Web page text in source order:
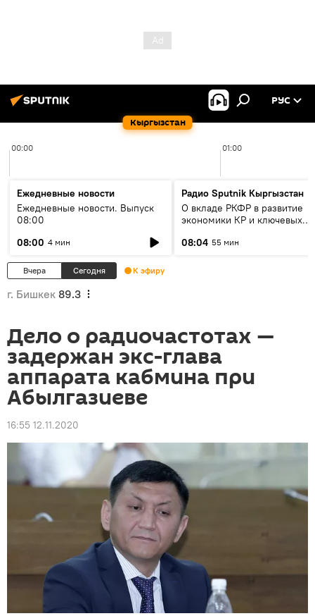
Кыргызстан
РУС
00:00 01:00
Ежедневные новости
Ежедневные новости. Выпуск
08:00
08:00 4 мин
Радио Sputnik Кыргызстан
О вкладе РКФР в развитие
экономики КР и ключевых
08:04 55 мин
Вчера Сегодня К эфиру
г. Бишкек 89.3
Дело о радиочастотах —
задержан экс-глава
аппарата кабмина при
Абылгазиеве
16:55 12.11.2020